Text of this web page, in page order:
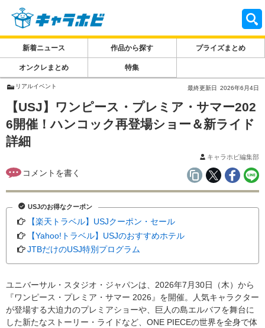
新着ニュース 作品から探す プライズまとめ
オンクレまとめ 特集
リアルイベント 最終更新日 2026年6月4日
【USJ】ワンピース・プレミア・サマー202
6開催！ハンコック再登場ショー＆新ライド
詳細
キャラホビ編集部
USJのお得なクーポン
【楽天トラベル】USJクーポン・セール
【Yahoo!トラベル】USJのおすすめホテル
JTBだけのUSJ特別プログラム
ユニバーサル・スタジオ・ジャパンは、2026年7月30日（木）から
『ワンピース・プレミア・サマー 2026』を開催。人気キャラクター
が登場する大迫力のプレミアショーや、巨人の島エルバフを舞台に
した新たなストーリー・ライドなど、ONE PIECEの世界を全身で体